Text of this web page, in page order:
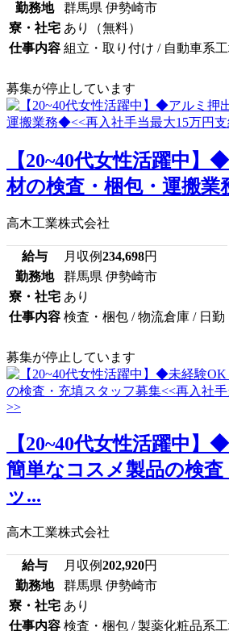
勤務地
群馬県 伊勢崎市
寮・社宅 あり（無料）
仕事内容 組立・取り付け / 自動車系工
募集が停止しています
【20~40代女性活躍中
材の検査・梱包・運搬
高木工業株式会社
給与 月収例234,698円
勤務地
群馬県 伊勢崎市
寮・社宅 あり
仕事内容 検査・梱包 / 物流倉庫 / 日勤
募集が停止しています
【20~40代女性活躍中】
簡単なコスメ製品の検査
ッ...
高木工業株式会社
給与 月収例202,920円
勤務地
群馬県 伊勢崎市
寮・社宅 あり
仕事内容 検査・梱包 / 製薬化粧品系